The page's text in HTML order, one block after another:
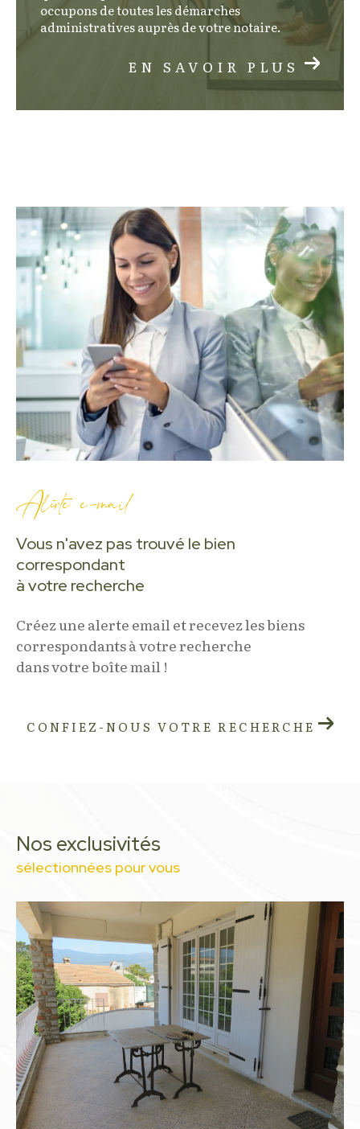
occupons de toutes les démarches
administratives auprès de votre notaire.
EN SAVOIR PLUS
Alerte e-mail
Vous n'avez pas trouvé le bien
correspondant
à votre recherche
Créez une alerte email et recevez les biens
correspondants à votre recherche
dans votre boîte mail !
CONFIEZ-NOUS VOTRE RECHERCHE
Nos exclusivités
sélectionnées pour vous